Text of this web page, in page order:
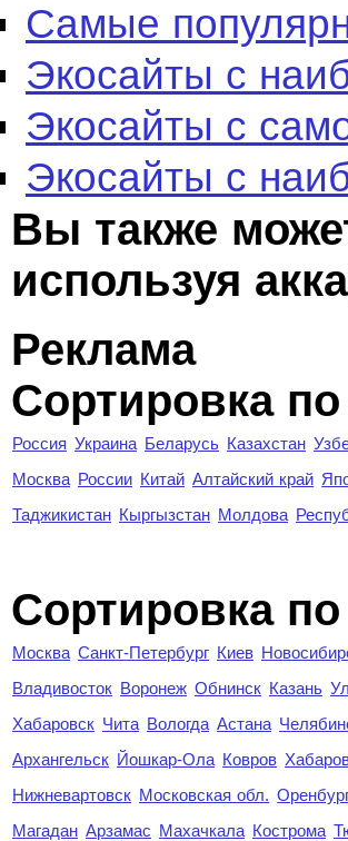
Самые
Экосайты с
Экосайты с
Экосайты с
Вы также
используя
Реклама
Сортировка
Россия Украина Беларусь Казахстан
Москва России Китай Алтайский край
Таджикистан Кыргызстан Молдова
Cортировка
Москва Санкт-Петербург Киев
Владивосток Воронеж Обнинск Казань
Хабаровск Чита Вологда Астана
Архангельск Йошкар-Ола Ковров
Нижневартовск Московская обл.
Магадан Арзамас Махачкала Кострома